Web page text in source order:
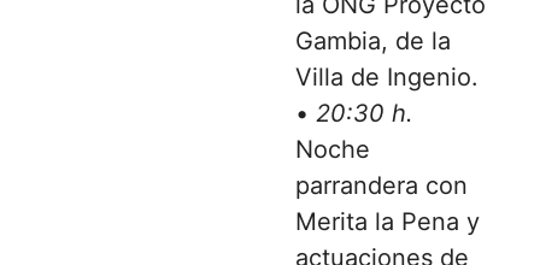
Gambia, de la
Villa de Ingenio.
• 20:30 h.
Noche
parrandera con
Merita la Pena y
actuaciones de